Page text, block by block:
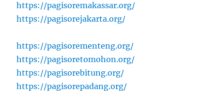
https://pagisoremakassar.org/
https://pagisorejakarta.org/
https://pagisorementeng.org/
https://pagisoretomohon.org/
https://pagisorebitung.org/
https://pagisorepadang.org/